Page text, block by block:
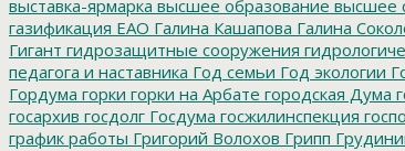
выставка-ярмарка высшее образование высшее
газификация ЕАО Галина Кашапова Галина
Гигант гидрозащитные сооружения
педагога и наставника Год семьи Год экологии
Гордума горки горки на Арбате городская Дума
госархив госдолг Госдума госжилинспекция
график работы Григорий Волохов Грипп